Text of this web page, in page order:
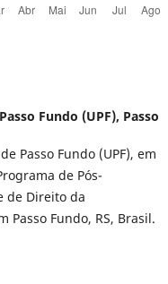
Fundo (UPF), Passo
Passo Fundo (UPF), em
de Pós-
de Direito da
Passo Fundo, RS, Brasil.